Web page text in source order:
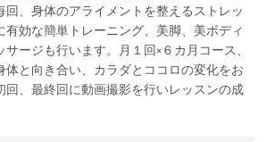
回、身体のアライメントを整えるストレッ
有効な簡単トレーニング、美脚、美ボディ
ージも行います。月１回×６カ月コース、
体と向き合い、カラダとココロの変化をお
回、最終回に動画撮影を行いレッスンの成